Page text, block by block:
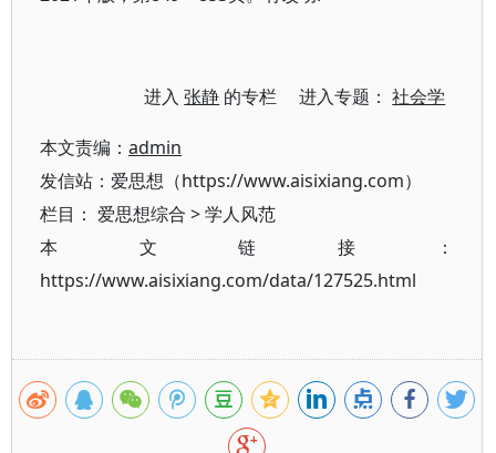
进入张静 的专栏 进入专题：社会学
本文责编： admin
发信站：爱思想（https://www.aisixiang.com）
栏目： 爱思想综合 >学人风范
本文链接：
https://www.aisixiang.com/data/127525.html